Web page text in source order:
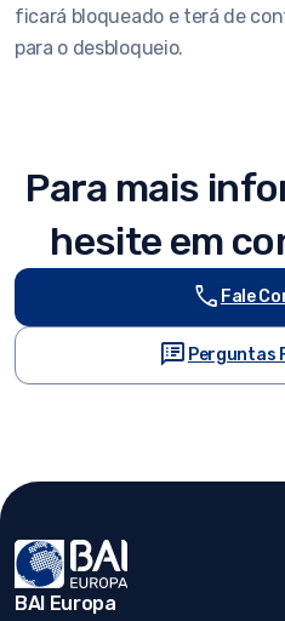
ficará bloqueado e terá de
para o desbloqueio.
Para mais
hesite em
callFale
speaker_notesPerguntas
BAI Europa